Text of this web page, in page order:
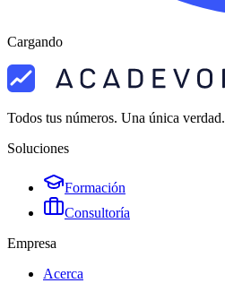
Cargando
Todos tus números. Una única verdad.
Soluciones
Formación
Consultoría
Empresa
Acerca